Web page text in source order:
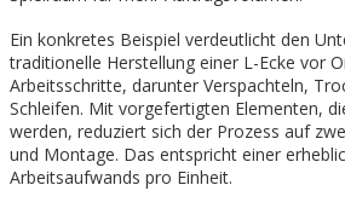
Ein konkretes Beispiel verdeutlicht den
traditionelle Herstellung einer L-Ecke vor
Arbeitsschritte, darunter Verspachteln,
Schleifen. Mit vorgefertigten Elementen,
werden, reduziert sich der Prozess auf
und Montage. Das entspricht einer
Arbeitsaufwands pro Einheit.